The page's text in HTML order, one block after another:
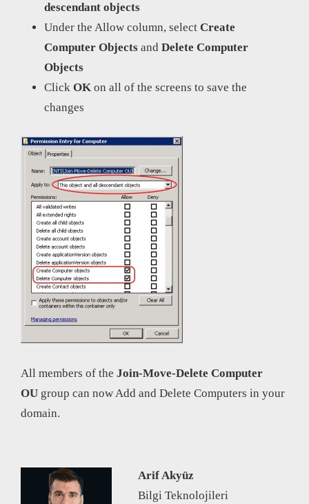
descendant objects
Under the Allow column, select Create
Computer Objects and Delete Computer
Objects
Click OK on all of the screens to save the
changes
All members of the Join-Move-Delete Computer
OU group can now Add and Delete Computers in your
domain.
Arif Akyüz
Bilgi Teknolojileri